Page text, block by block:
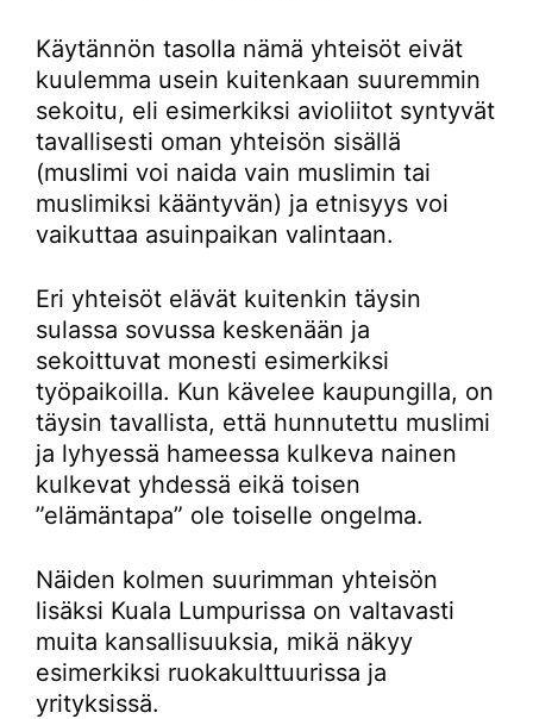
Käytännön tasolla nämä yhteisöt eivät
kuulemma usein kuitenkaan suuremmin
sekoitu, eli esimerkiksi avioliitot syntyvät
tavallisesti oman yhteisön sisällä
(muslimi voi naida vain muslimin tai
muslimiksi kääntyvän) ja etnisyys voi
vaikuttaa asuinpaikan valintaan.
Eri yhteisöt elävät kuitenkin täysin
sulassa sovussa keskenään ja
sekoittuvat monesti esimerkiksi
työpaikoilla. Kun kävelee kaupungilla, on
täysin tavallista, että hunnutettu muslimi
ja lyhyessä hameessa kulkeva nainen
kulkevat yhdessä eikä toisen
”elämäntapa” ole toiselle ongelma.
Näiden kolmen suurimman yhteisön
lisäksi Kuala Lumpurissa on valtavasti
muita kansallisuuksia, mikä näkyy
esimerkiksi ruokakulttuurissa ja
yrityksissä.